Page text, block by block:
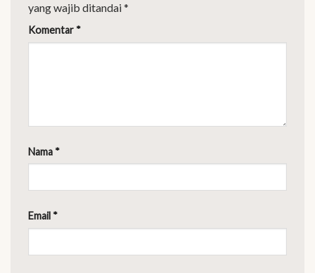
yang wajib ditandai*
Komentar *
Nama *
Email *